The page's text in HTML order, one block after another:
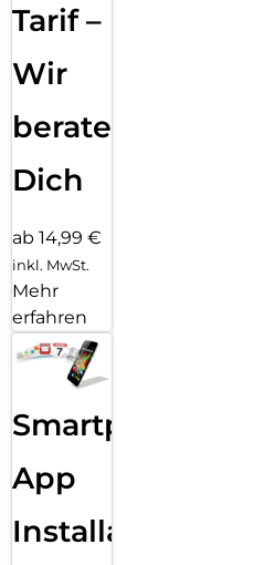
Tarif –
Wir
beraten
Dich
ab 14,99 €
inkl. MwSt.
Mehr
erfahren
Smartphone
App
Installation